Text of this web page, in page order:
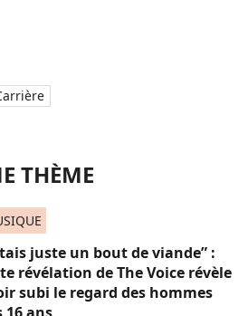
THÈME
juste un bout de viande” :
révélation de The Voice révèle
subi le regard des hommes